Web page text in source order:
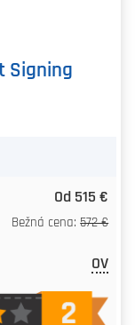
Signing
Od 515 €
Bežná cena:572 €
OV